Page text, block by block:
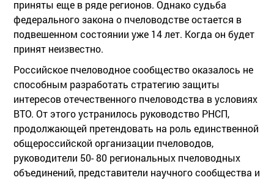
приняты еще в ряде регионов. Однако судьба
федерального закона о пчеловодстве остается в
подвешенном состоянии уже 14 лет. Когда он будет
принят неизвестно.
Российское пчеловодное сообщество оказалось не
способным разработать стратегию защиты
интересов отечественного пчеловодства в условиях
ВТО. От этого устранилось руководство РНСП,
продолжающей претендовать на роль единственной
общероссийской организации пчеловодов,
руководители 50- 80 региональных пчеловодных
объединений, представители научного сообщества и